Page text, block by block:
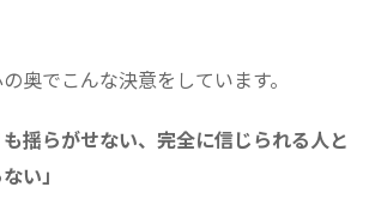
奥でこんな決意をしています。
も揺らがせない、完全に信じられる人と
い」